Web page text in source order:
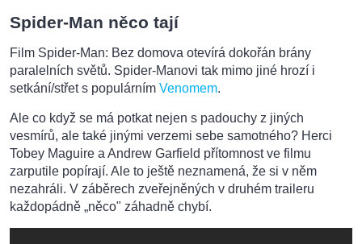
Spider-Man něco tají
Film Spider-Man: Bez domova otevírá dokořán brány
paralelních světů. Spider-Manovi tak mimo jiné hrozí i
setkání/střet s populárním Venomem.
Ale co když se má potkat nejen s padouchy z jiných
vesmírů, ale také jinými verzemi sebe samotného? Herci
Tobey Maguire a Andrew Garfield přítomnost ve filmu
zarputile popírají. Ale to ještě neznamená, že si v něm
nezahráli. V záběrech zveřejněných v druhém traileru
každopádně „něco" záhadně chybí.